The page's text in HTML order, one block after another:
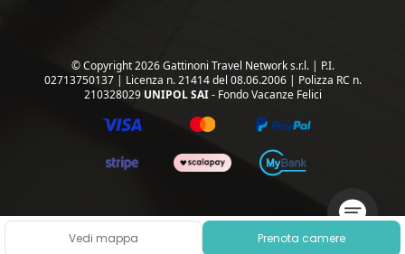
Vedi mappa Prenota camere
© Copyright 2026 Gattinoni Travel Network s.r.l. | P.I.
02713750137 | Licenza n. 21414 del 08.06.2006 | Polizza RC n.
210328029 UNIPOL SAI- Fondo Vacanze Felici